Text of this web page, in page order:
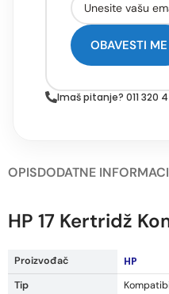
OBAVESTI ME
Imaš pitanje? 011 320
OPISDODATNE
HP 17 Kertridž
Proizvođač HP
Tip